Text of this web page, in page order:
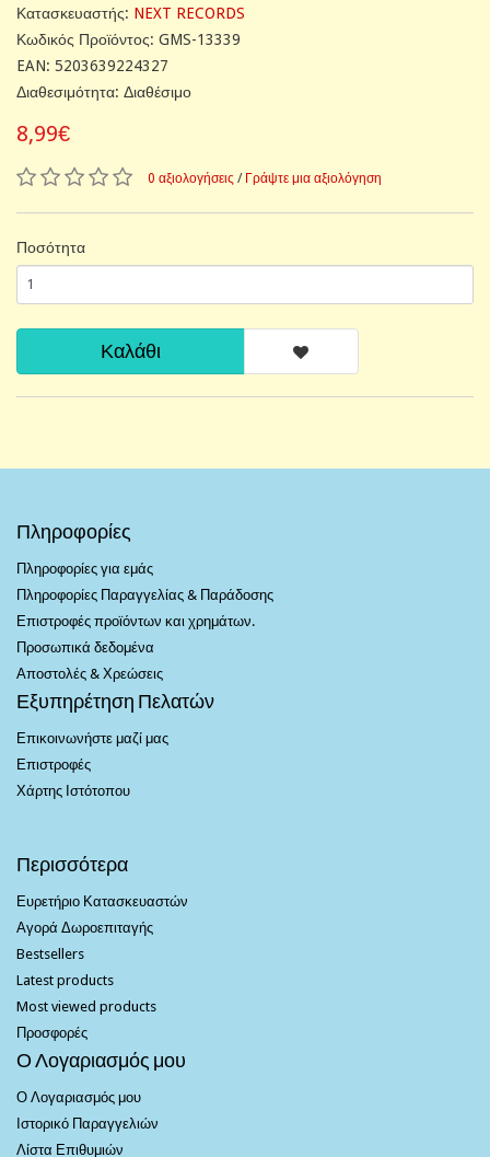
Κατασκευαστής: NEXT RECORDS
Κωδικός Προϊόντος: GMS-13339
EAN: 5203639224327
Διαθεσιμότητα: Διαθέσιμο
8,99€
0 αξιολογήσεις / Γράψτε μια αξιολόγηση
Ποσότητα
Καλάθι
Πληροφορίες
Πληροφορίες για εμάς
Πληροφορίες Παραγγελίας & Παράδοσης
Επιστροφές προϊόντων και χρημάτων.
Προσωπικά δεδομένα
Αποστολές & Χρεώσεις
Εξυπηρέτηση Πελατών
Επικοινωνήστε μαζί μας
Επιστροφές
Χάρτης Ιστότοπου
Περισσότερα
Ευρετήριο Κατασκευαστών
Αγορά Δωροεπιταγής
Bestsellers
Latest products
Most viewed products
Προσφορές
Ο Λογαριασμός μου
Ο Λογαριασμός μου
Ιστορικό Παραγγελιών
Λίστα Επιθυμιών